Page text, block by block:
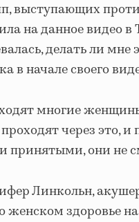
выступающих
на данное видео
делать ли
в начале своего
многие
через это, и
они не
Линкольн,
здоровье на